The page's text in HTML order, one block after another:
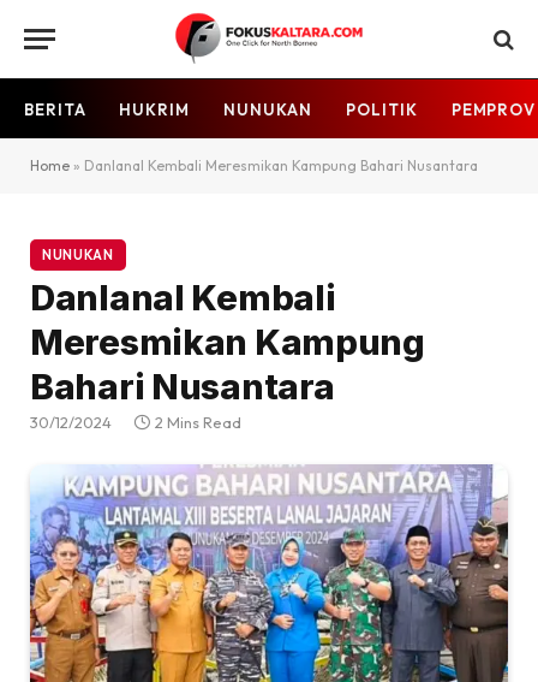
BERITA HUKRIM NUNUKAN POLITIK
Home » Danlanal Kembali Meresmikan Kampung Bahari Nusantara
NUNUKAN
Danlanal Kembali
Meresmikan Kampung
Bahari Nusantara
30/12/2024 2 Mins Read